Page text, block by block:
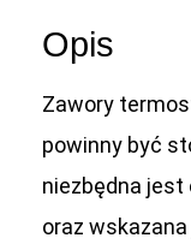
Opis
Zawory
powinny być
niezbędna jest
oraz